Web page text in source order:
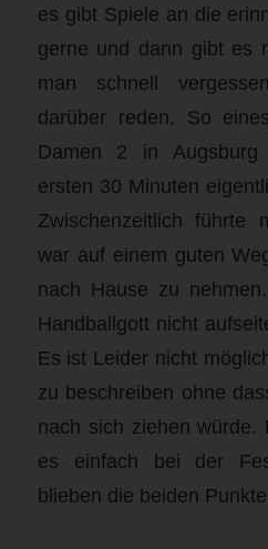
es gibt Spiele an die
gerne und dann gibt es
man schnell
darüber reden. So
Damen 2 in
ersten 30 Minuten
Zwischenzeitlich führte
war auf einem guten
nach Hause zu
Handballgott nicht
Es ist Leider nicht
zu beschreiben ohne
nach sich ziehen würde.
es einfach bei der
blieben die beiden